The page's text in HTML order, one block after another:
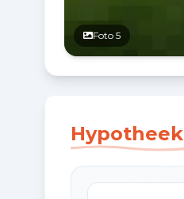
Foto 5
Hypotheek